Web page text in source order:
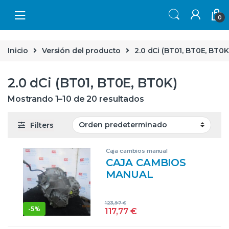
0
Inicio Versión del producto 2.0 dCi (BT01, BT0E,
2.0 dCi (BT01, BT0E, BT0K)
Mostrando 1–10 de 20 resultados
Filters
-5%
Caja cambios manual
CAJA CAMBIOS
MANUAL
BERLINA (2007->)
117,77 €
123,97€